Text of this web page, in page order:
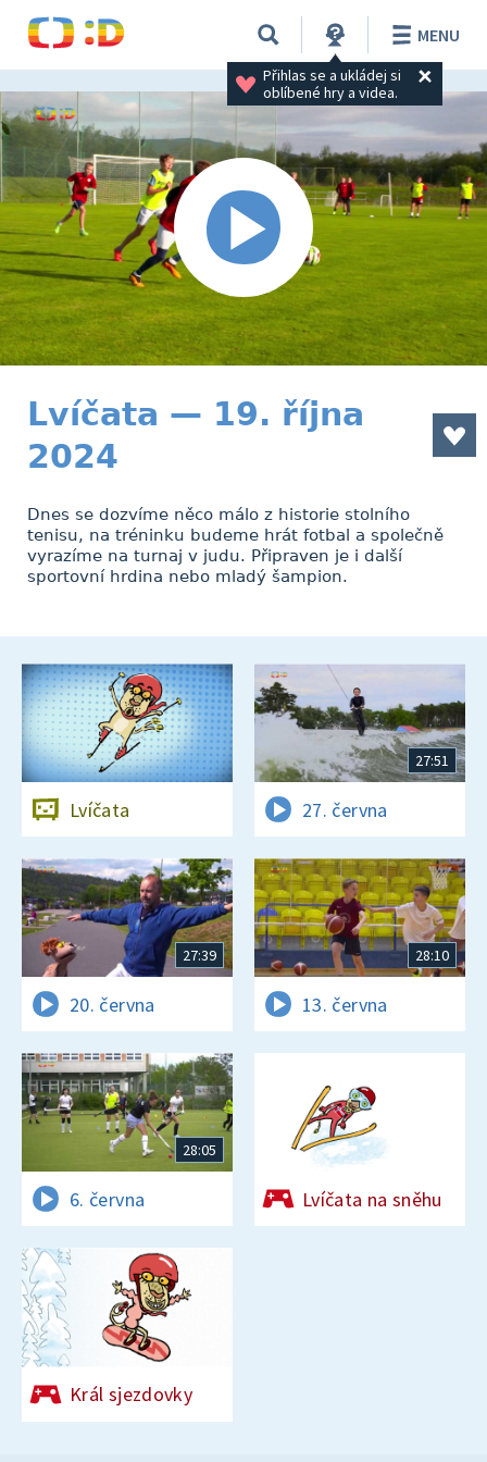
Přihlas se a ukládej si
oblíbené hry a videa.
MENU
Lvíčata — 19. října
2024
Dnes se dozvíme něco málo z historie stolního
tenisu, na tréninku budeme hrát fotbal a společně
vyrazíme na turnaj v judu. Připraven je i další
sportovní hrdina nebo mladý šampion.
Lvíčata
27:51
27. června
27:39
20. června
28:10
13. června
28:05
6. června Lvíčata na sněhu
Král sjezdovky